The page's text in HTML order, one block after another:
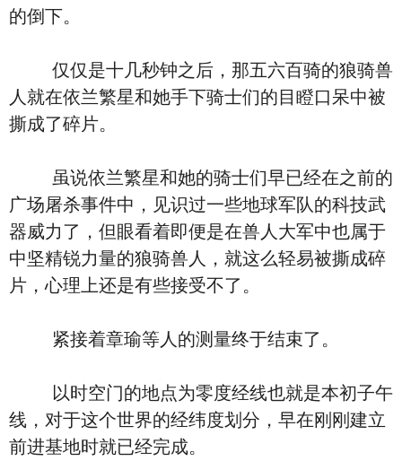
的倒下。
仅仅是十几秒钟之后，那五六百骑的狼骑兽
人就在依兰繁星和她手下骑士们的目瞪口呆中被
撕成了碎片。
虽说依兰繁星和她的骑士们早已经在之前的
广场屠杀事件中，见识过一些地球军队的科技武
器威力了，但眼看着即便是在兽人大军中也属于
中坚精锐力量的狼骑兽人，就这么轻易被撕成碎
片，心理上还是有些接受不了。
紧接着章瑜等人的测量终于结束了。
以时空门的地点为零度经线也就是本初子午
线，对于这个世界的经纬度划分，早在刚刚建立
前进基地时就已经完成。